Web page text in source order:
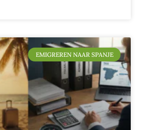
EMIGREREN NAAR SPANJE